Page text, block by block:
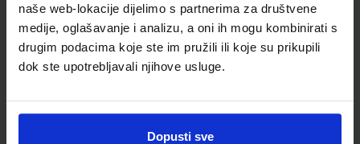
naše web-lokacije dijelimo s partnerima za društvene
medije, oglašavanje i analizu, a oni ih mogu kombinirati s
drugim podacima koje ste im pružili ili koje su prikupili
dok ste upotrebljavali njihove usluge.
Dopusti sve
Newsletter prijava
Prijavite se kako bi primali informacije o novim